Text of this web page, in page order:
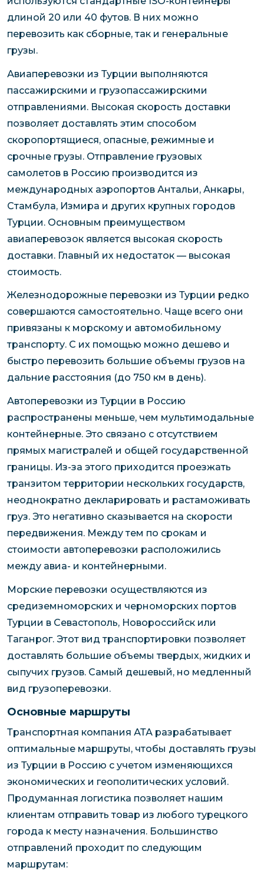
длиной 20 или 40 футов. В них можно
перевозить как сборные, так и генеральные
грузы.
Авиаперевозки из Турции выполняются
пассажирскими и грузопассажирскими
отправлениями. Высокая скорость доставки
позволяет доставлять этим способом
скоропортящиеся, опасные, режимные и
срочные грузы. Отправление грузовых
самолетов в Россию производится из
международных аэропортов Антальи, Анкары,
Стамбула, Измира и других крупных городов
Турции. Основным преимуществом
авиаперевозок является высокая скорость
доставки. Главный их недостаток — высокая
стоимость.
Железнодорожные перевозки из Турции редко
совершаются самостоятельно. Чаще всего они
привязаны к морскому и автомобильному
транспорту. С их помощью можно дешево и
быстро перевозить большие объемы грузов на
дальние расстояния (до 750 км в день).
Автоперевозки из Турции в Россию
распространены меньше, чем мультимодальные
контейнерные. Это связано с отсутствием
прямых магистралей и общей государственной
границы. Из-за этого приходится проезжать
транзитом территории нескольких государств,
неоднократно декларировать и растаможивать
груз. Это негативно сказывается на скорости
передвижения. Между тем по срокам и
стоимости автоперевозки расположились
между авиа- и контейнерными.
Морские перевозки осуществляются из
средиземноморских и черноморских портов
Турции в Севастополь, Новороссийск или
Таганрог. Этот вид транспортировки позволяет
доставлять большие объемы твердых, жидких и
сыпучих грузов. Самый дешевый, но медленный
вид грузоперевозки.
Основные маршруты
Транспортная компания АТА разрабатывает
оптимальные маршруты, чтобы доставлять грузы
из Турции в Россию с учетом изменяющихся
экономических и геополитических условий.
Продуманная логистика позволяет нашим
клиентам отправить товар из любого турецкого
города к месту назначения. Большинство
отправлений проходит по следующим
маршрутам: